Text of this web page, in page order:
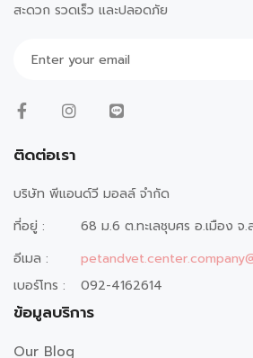
สะดวก รวดเร็ว และปลอดภัย
ติดต่อเรา
บริษัท พีแอนด์วี มอลล์ จำกัด
ที่อยู่ :
68 ม.6 ต.ทะเลชุบศร อ.เมือง จ
อีเมล :
เบอร์โทร :
092-4162614
ข้อมูลบริการ
Our Blog